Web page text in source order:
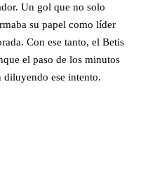
Un gol que no solo
su papel como líder
Con ese tanto, el Betis
el paso de los minutos
ese intento.